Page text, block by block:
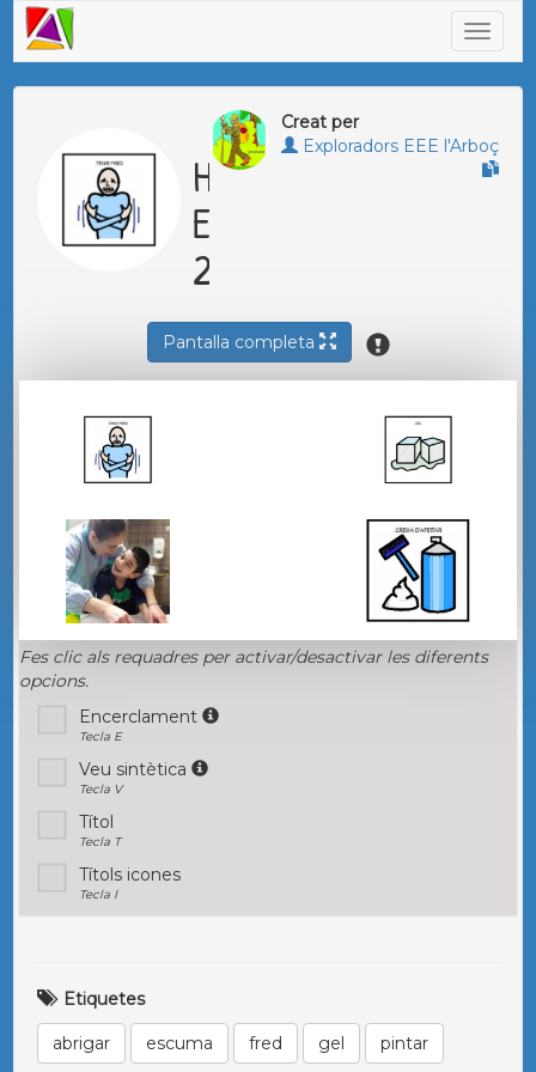
Creat per
Exploradors EEE l'Arboç
HIVERN
EXPLORADORS
2020
Pantalla completa
Fes clic als requadres per activar/desactivar les diferents
opcions.
Encerclament
Tecla E
Veu sintètica
Tecla V
Títol
Tecla T
Títols icones
Tecla I
Etiquetes
abrigar escuma fred gel pintar